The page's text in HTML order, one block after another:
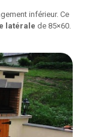
inférieur. Ce
latérale de 85×60.